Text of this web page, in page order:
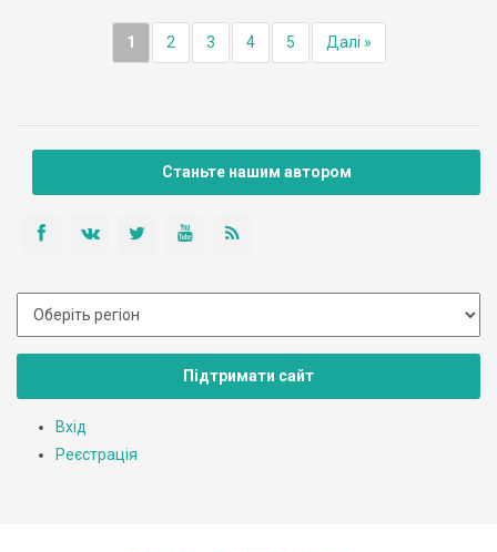
1 2 3 4 5 Далі »
Станьте нашим автором
Підтримати сайт
Вхід
Реєстрація